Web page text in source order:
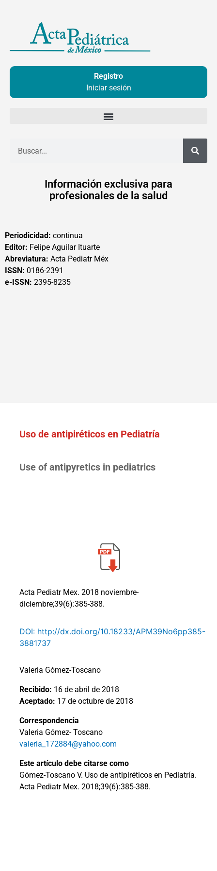
contenido
Registro
Iniciar sesión
Información exclusiva para
profesionales de la salud
Periodicidad: continua
Editor: Felipe Aguilar Ituarte
Abreviatura: Acta Pediatr Méx
ISSN: 0186-2391
e-ISSN: 2395-8235
Uso de antipiréticos en Pediatría
Use of antipyretics in pediatrics
Acta Pediatr Mex. 2018 noviembre-
diciembre;39(6):385-388.
DOI: http://dx.doi.org/10.18233/APM39No6pp385-
3881737
Valeria Gómez-Toscano
Recibido: 16 de abril de 2018
Aceptado: 17 de octubre de 2018
Correspondencia
Valeria Gómez- Toscano
valeria_172884@yahoo.com
Este artículo debe citarse como
Gómez-Toscano V. Uso de antipiréticos en Pediatría.
Acta Pediatr Mex. 2018;39(6):385-388.